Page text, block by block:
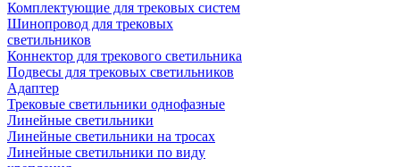
Комплектующие для трековых систем
Шинопровод для трековых
светильников
Коннектор для трекового светильника
Подвесы для трековых светильников
Адаптер
Трековые светильники однофазные
Линейные светильники
Линейные светильники на тросах
Линейные светильники по виду